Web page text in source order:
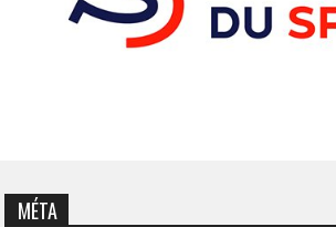
MÉTA